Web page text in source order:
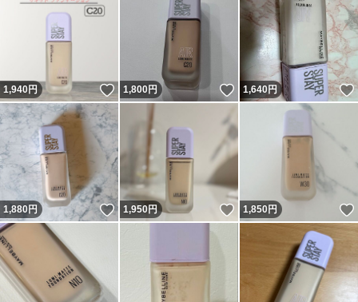
1,940円 いいね！
1,800円 いいね！
1,640円
1,880円 いいね！
1,950円 いいね！
1,850円